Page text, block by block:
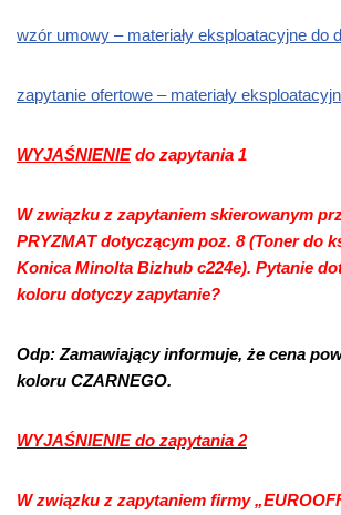
wzór umowy – materiały eksploatacyjne do
zapytanie ofertowe – materiały
WYJAŚNIENIEdo zapytania 1
W związku z zapytaniem skierowanym
PRYZMAT dotyczącym poz. 8 (Toner do
Konica Minolta Bizhub c224e). Pytanie
koloru dotyczy zapytanie?
Odp: Zamawiający informuje, że cena
koloru CZARNEGO.
WYJAŚNIENIE do zapytania 2
W związku z zapytaniem firmy